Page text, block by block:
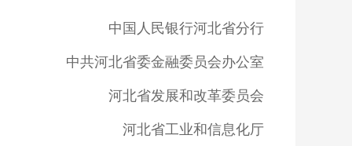
中国人民银行河北省分行
中共河北省委金融委员会办公室
河北省发展和改革委员会
河北省工业和信息化厅